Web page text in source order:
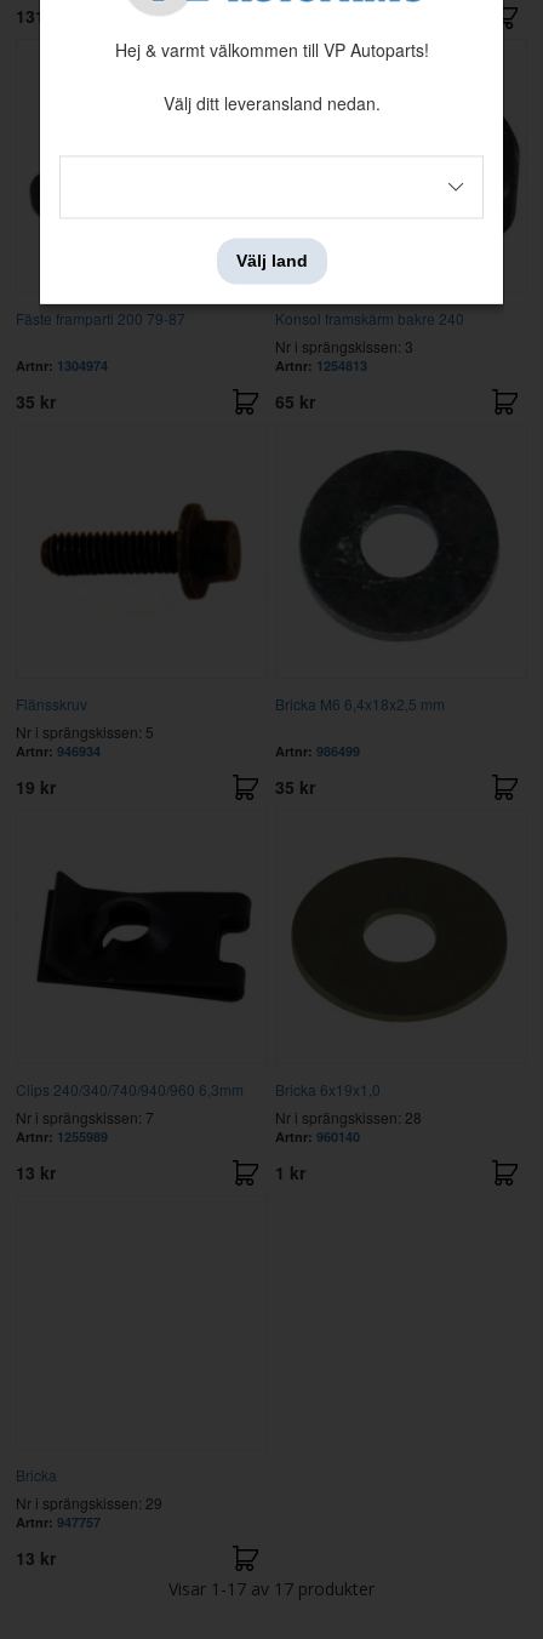
131 kr
Fäste framparti 200 79-87
Artnr: 1304974
35 kr
Konsol framskärm bakre 240
Nr i sprängskissen: 3
Artnr: 1254813
65 kr
Flänsskruv
Nr i sprängskissen: 5
Artnr: 946934
19 kr
Bricka M6 6,4x18x2,5 mm
Artnr: 986499
35 kr
Clips 240/340/740/940/960 6,3mm
Nr i sprängskissen: 7
Artnr: 1255989
13 kr
Bricka 6x19x1,0
Nr i sprängskissen: 28
Artnr: 960140
1 kr
Bricka
Nr i sprängskissen: 29
Artnr: 947757
13 kr
Visar 1-17 av 17 produkter
Hej & varmt välkommen till VP Autoparts!
Välj ditt leveransland nedan.
Välj land